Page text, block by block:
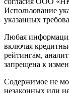
Использование
указанных
Любая
включая
рейтингам,
запрещена к
Содержимое не
незаконных или